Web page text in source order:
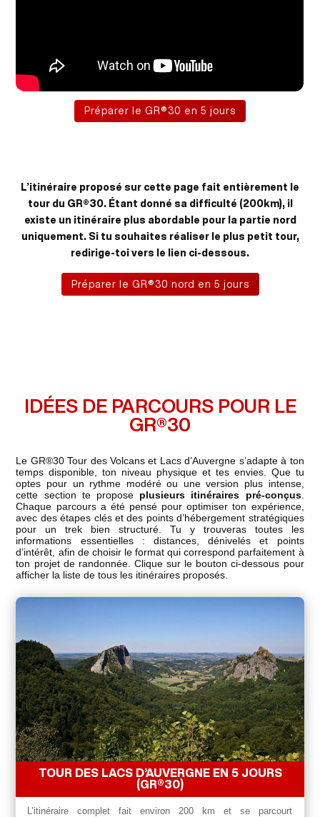
Préparer le GR®30 en 5 jours
L’itinéraire proposé sur cette page fait entièrement le
tour du GR®30. Étant donné sa difficulté (200km), il
existe un itinéraire plus abordable pour la partie nord
uniquement. Si tu souhaites réaliser le plus petit tour,
redirige-toi vers le lien ci-dessous.
Préparer le GR®30 nord en 5 jours
IDÉES DE PARCOURS POUR LE
GR®30
Le GR®30 Tour des Volcans et Lacs d’Auvergne s’adapte à ton
temps disponible, ton niveau physique et tes envies. Que tu
optes pour un rythme modéré ou une version plus intense,
cette section te propose plusieurs itinéraires pré-conçus.
Chaque parcours a été pensé pour optimiser ton expérience,
avec des étapes clés et des points d’hébergement stratégiques
pour un trek bien structuré. Tu y trouveras toutes les
informations essentielles : distances, dénivelés et points
d’intérêt, afin de choisir le format qui correspond parfaitement à
ton projet de randonnée. Clique sur le bouton ci-dessous pour
afficher la liste de tous les itinéraires proposés.
TOUR DES LACS D’AUVERGNE EN 5 JOURS
(GR®30)
L’itinéraire complet fait environ 200 km et se parcourt